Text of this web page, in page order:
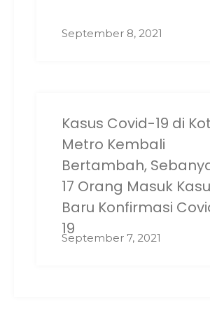
September 8, 2021
Kasus Covid-19 di
Metro Kembali
Bertambah,
17 Orang Masuk
Baru Konfirmasi
19
September 7, 2021